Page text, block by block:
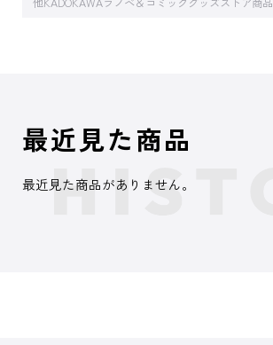
最近見た商品
最近見た商品がありません。